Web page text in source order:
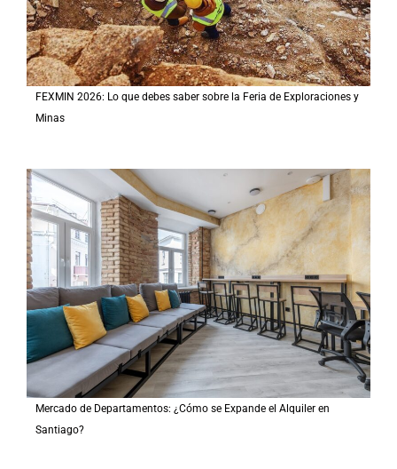
FEXMIN 2026: Lo que debes saber sobre la Feria de Exploraciones y
Minas
Mercado de Departamentos: ¿Cómo se Expande el Alquiler en
Santiago?